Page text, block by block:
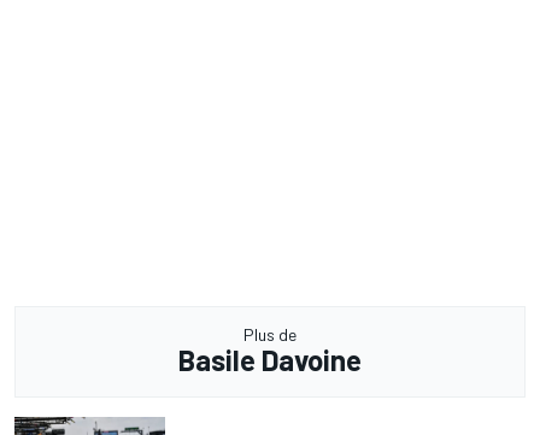
Plus de
Basile Davoine